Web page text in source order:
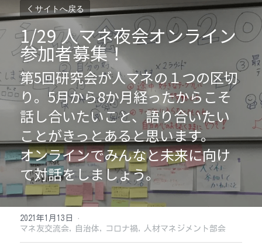
サイトへ戻る
1/29 人マネ夜会オンライン
参加者募集！
第5回研究会が人マネの１つの区切
り。5月から8か月経ったからこそ
話し合いたいこと、語り合いたい
ことがきっとあると思います。
オンラインでみんなと未来に向け
て対話をしましょう。
2021年1月13日
·
マネ友交流会,
自治体, コロナ禍, 人材マネジメント部会